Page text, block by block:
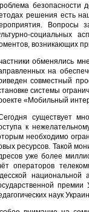
безопасности
решения есть
Вопросы
социальных
возникающих
обменялись
на
совместный
системы
«Мобильный
существует
к
необходимо
ресурсов. Такой
уже более
операторов
национальной
наук